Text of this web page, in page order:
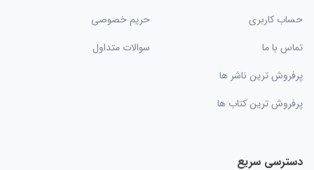
حساب کاربری
تماس با ما
پرفروش ترین ناشر ها
پرفروش ترین کتاب ها
حریم خصوصی
سوالات متداول
دسترسی سریع